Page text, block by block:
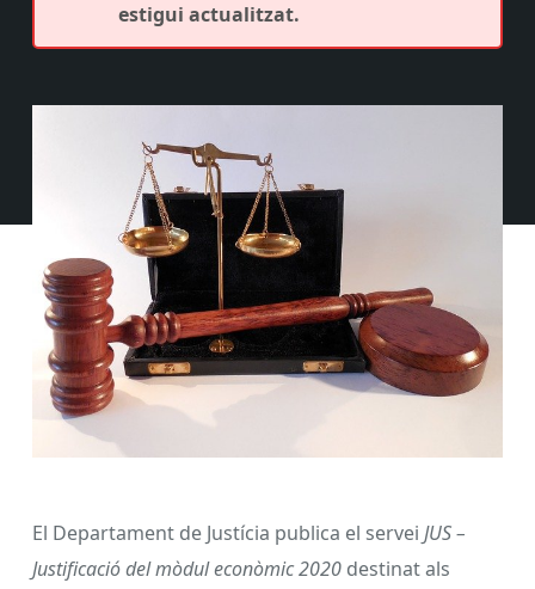
estigui actualitzat.
El Departament de Justícia publica el servei JUS –
Justificació del mòdul econòmic 2020 destinat als